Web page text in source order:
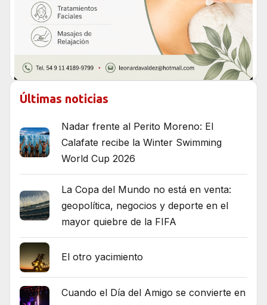
Últimas noticias
Nadar frente al Perito Moreno: El
Calafate recibe la Winter Swimming
World Cup 2026
La Copa del Mundo no está en venta:
geopolítica, negocios y deporte en el
mayor quiebre de la FIFA
El otro yacimiento
Cuando el Día del Amigo se convierte en